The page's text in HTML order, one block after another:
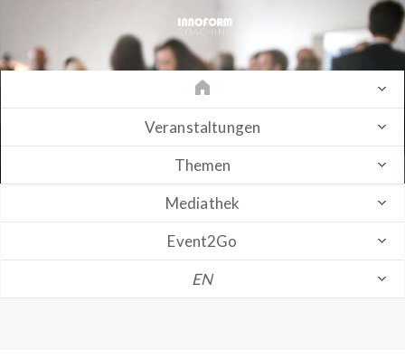
Veranstaltungen
Themen
Mediathek
Event2Go
EN